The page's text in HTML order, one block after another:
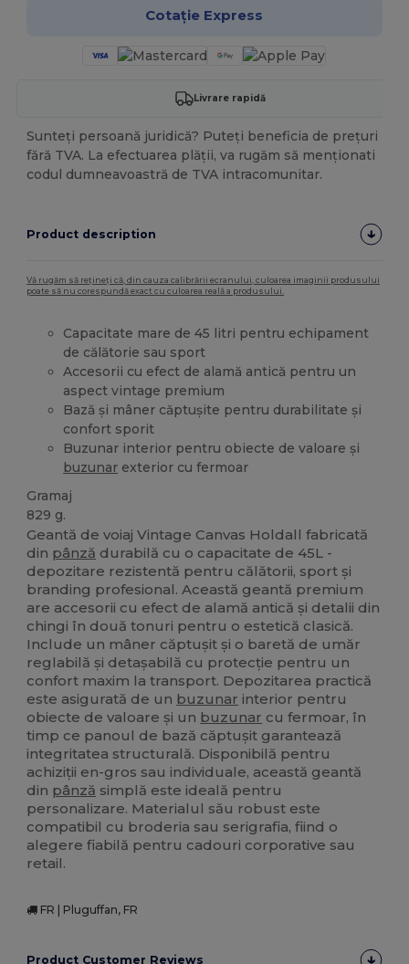
Cotație Express
Livrare rapidă
Sunteți persoană juridică? Puteți beneficia de prețuri
fără TVA. La efectuarea plății, va rugăm să menționati
codul dumneavoastră de TVA intracomunitar.
Product description
Vă rugăm să rețineți că, din cauza calibrării ecranului, culoarea imaginii produsului
poate să nu corespundă exact cu culoarea reală a produsului.
Capacitate mare de 45 litri pentru echipament
de călătorie sau sport
Accesorii cu efect de alamă antică pentru un
aspect vintage premium
Bază și mâner căptușite pentru durabilitate și
confort sporit
Buzunar interior pentru obiecte de valoare și
buzunar exterior cu fermoar
Gramaj
829 g.
Geantă de voiaj Vintage Canvas Holdall fabricată
din pânză durabilă cu o capacitate de 45L -
depozitare rezistentă pentru călătorii, sport și
branding profesional. Această geantă premium
are accesorii cu efect de alamă antică și detalii din
chingi în două tonuri pentru o estetică clasică.
Include un mâner căptușit și o baretă de umăr
reglabilă și detașabilă cu protecție pentru un
confort maxim la transport. Depozitarea practică
este asigurată de un buzunar interior pentru
obiecte de valoare și un buzunar cu fermoar, în
timp ce panoul de bază căptușit garantează
integritatea structurală. Disponibilă pentru
achiziții en-gros sau individuale, această geantă
din pânză simplă este ideală pentru
personalizare. Materialul său robust este
compatibil cu broderia sau serigrafia, fiind o
alegere fiabilă pentru cadouri corporative sau
retail.
FR | Pluguffan, FR
Product Customer Reviews